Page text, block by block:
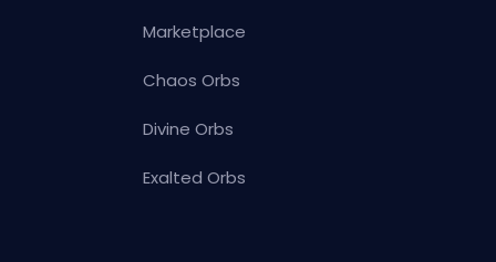
Marketplace
Chaos Orbs
Divine Orbs
Exalted Orbs